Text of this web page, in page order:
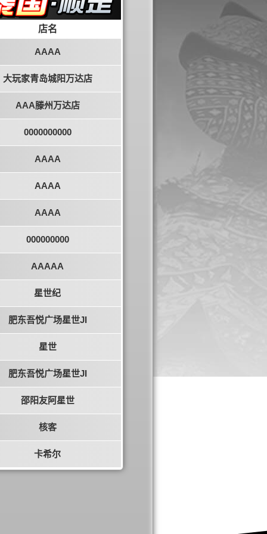
店名
AAAA
大玩家青岛城阳万达店
AAA滕州万达店
0000000000
AAAA
AAAA
AAAA
000000000
AAAAA
星世纪
肥东吾悦广场星世JI
星世
肥东吾悦广场星世JI
邵阳友阿星世
核客
卡希尔